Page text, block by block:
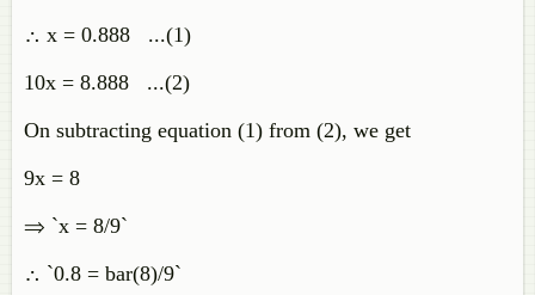
∴ x = 0.888 ...(1)
10x = 8.888 ...(2)
On subtracting equation (1) from (2), we get
9x = 8
⇒ `x = 8/9`
∴ `0.8 = bar(8)/9`